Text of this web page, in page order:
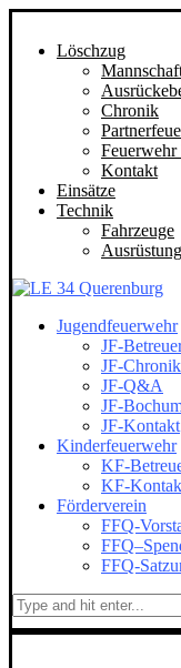
Löschzug
Chronik
Kontakt
Einsätze
Technik
Fahrzeuge
Ausrüstung
Jugendfeuerwehr
JF-
JF-Chronik
JF-Q&A
JF-
JF-Kontakt
Kinderfeuerwehr
KF-
KF-
Förderverein
FFQ-
FFQ-